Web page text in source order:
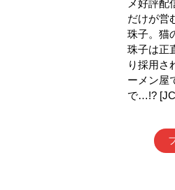
メ好評
だけが営
珠子。猫
珠子は正
り採用さ
ーメン屋
で…!?